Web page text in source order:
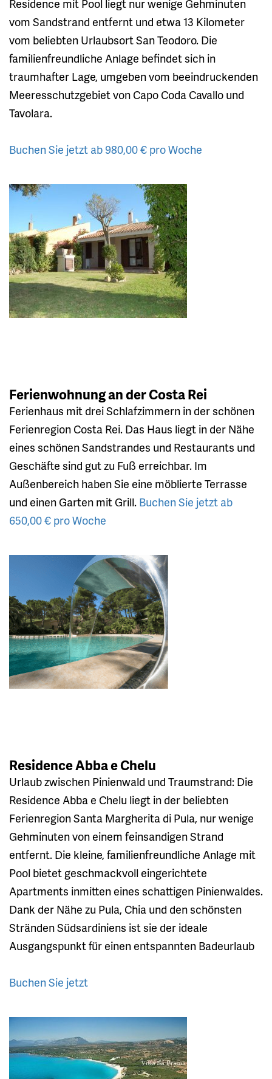
Residence mit Pool liegt nur wenige Gehminuten
vom Sandstrand entfernt und etwa 13 Kilometer
vom beliebten Urlaubsort San Teodoro. Die
familienfreundliche Anlage befindet sich in
traumhafter Lage, umgeben vom beeindruckenden
Meeresschutzgebiet von Capo Coda Cavallo und
Tavolara.
Buchen Sie jetzt ab 980,00 € pro Woche
Ferienwohnung an der Costa Rei
Ferienhaus mit drei Schlafzimmern in der schönen
Ferienregion Costa Rei. Das Haus liegt in der Nähe
eines schönen Sandstrandes und Restaurants und
Geschäfte sind gut zu Fuß erreichbar. Im
Außenbereich haben Sie eine möblierte Terrasse
und einen Garten mit Grill. Buchen Sie jetzt ab
650,00 € pro Woche
Residence Abba e Chelu
Urlaub zwischen Pinienwald und Traumstrand: Die
Residence Abba e Chelu liegt in der beliebten
Ferienregion Santa Margherita di Pula, nur wenige
Gehminuten von einem feinsandigen Strand
entfernt. Die kleine, familienfreundliche Anlage mit
Pool bietet geschmackvoll eingerichtete
Apartments inmitten eines schattigen Pinienwaldes.
Dank der Nähe zu Pula, Chia und den schönsten
Stränden Südsardiniens ist sie der ideale
Ausgangspunkt für einen entspannten Badeurlaub
Buchen Sie jetzt